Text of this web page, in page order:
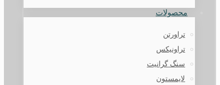
محصولات
تراورتن
تراونیکس
سنگ گرانیت
لایمستون